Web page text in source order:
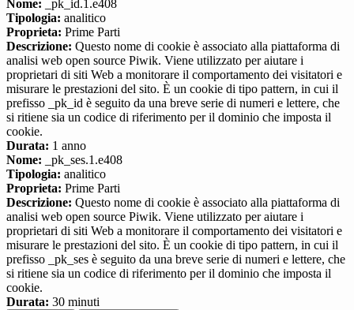
Nome: _pk_id.1.e408
Tipologia: analitico
Proprieta: Prime Parti
Descrizione: Questo nome di cookie è associato alla piattaforma di
analisi web open source Piwik. Viene utilizzato per aiutare i
proprietari di siti Web a monitorare il comportamento dei visitatori e
misurare le prestazioni del sito. È un cookie di tipo pattern, in cui il
prefisso _pk_id è seguito da una breve serie di numeri e lettere, che
si ritiene sia un codice di riferimento per il dominio che imposta il
cookie.
Durata: 1 anno
Nome: _pk_ses.1.e408
Tipologia: analitico
Proprieta: Prime Parti
Descrizione: Questo nome di cookie è associato alla piattaforma di
analisi web open source Piwik. Viene utilizzato per aiutare i
proprietari di siti Web a monitorare il comportamento dei visitatori e
misurare le prestazioni del sito. È un cookie di tipo pattern, in cui il
prefisso _pk_ses è seguito da una breve serie di numeri e lettere, che
si ritiene sia un codice di riferimento per il dominio che imposta il
cookie.
Durata: 30 minuti